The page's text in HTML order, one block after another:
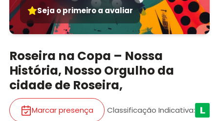
Seja o primeiro a avaliar
Roseira na Copa – Nossa
História, Nosso Orgulho da
cidade de Roseira,
Marcar presença Classificação Indicativa: